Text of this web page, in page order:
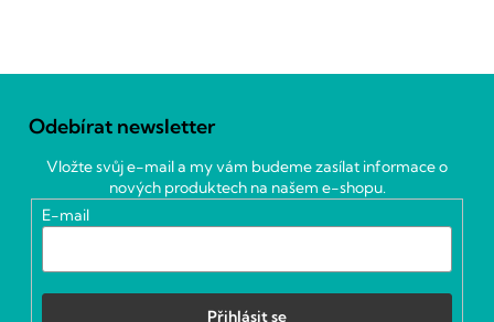
Odebírat newsletter
Vložte svůj e-mail a my vám budeme zasílat informace o
nových produktech na našem e-shopu.
E-mail
Přihlásit se